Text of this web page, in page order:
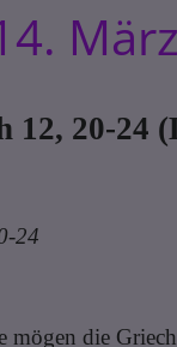
12, 20-24
24
mögen die